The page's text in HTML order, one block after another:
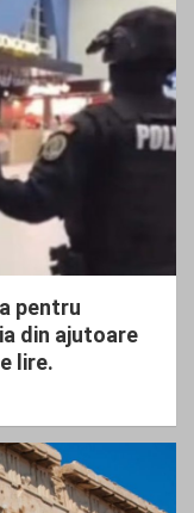
pentru
din ajutoare
lire.